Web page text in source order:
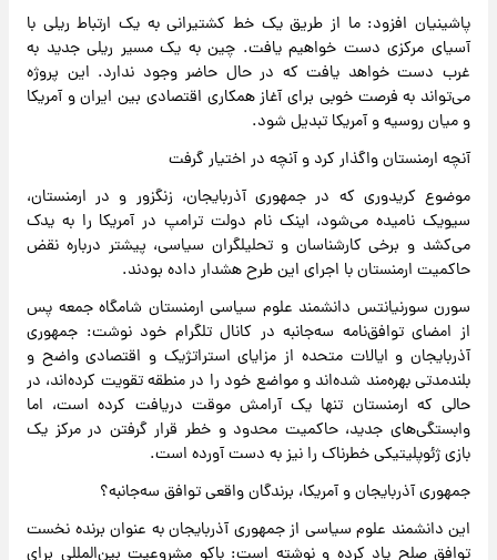
پاشینیان افزود: ما از طریق یک خط کشتیرانی به یک ارتباط ریلی با
آسیای مرکزی دست خواهیم یافت. چین به یک مسیر ریلی جدید به
غرب دست خواهد یافت که در حال حاضر وجود ندارد. این پروژه
می‌تواند به فرصت خوبی برای آغاز همکاری اقتصادی بین ایران و آمریکا
و میان روسیه و آمریکا تبدیل شود.
آنچه ارمنستان واگذار کرد و آنچه در اختیار گرفت
موضوع کریدوری که در جمهوری آذربایجان،‌ زنگزور و در ارمنستان،‌
سیویک نامیده می‌شود، اینک نام دولت ترامپ در آمریکا را به یدک
می‌کشد و برخی کارشناسان و تحلیلگران سیاسی، پیشتر درباره نقض
حاکمیت ارمنستان با اجرای این طرح هشدار داده بودند.
سورن سورنیانتس دانشمند علوم سیاسی ارمنستان شامگاه جمعه پس
از امضای توافق‌نامه سه‌جانبه در کانال تلگرام خود نوشت: جمهوری
آذربایجان و ایالات متحده از مزایای استراتژیک و اقتصادی واضح و
بلندمدتی بهره‌مند شده‌اند و مواضع خود را در منطقه تقویت کرده‌اند، در
حالی که ارمنستان تنها یک آرامش موقت دریافت کرده است، اما
وابستگی‌های جدید، حاکمیت محدود و خطر قرار گرفتن در مرکز یک
بازی ژئوپلیتیکی خطرناک را نیز به دست آورده است.
جمهوری آذربایجان و آمریکا، برندگان واقعی توافق سه‌جانبه؟
این دانشمند علوم سیاسی از جمهوری آذربایجان به عنوان برنده نخست
توافق صلح یاد کرده و نوشته است: باکو مشروعیت بین‌المللی برای